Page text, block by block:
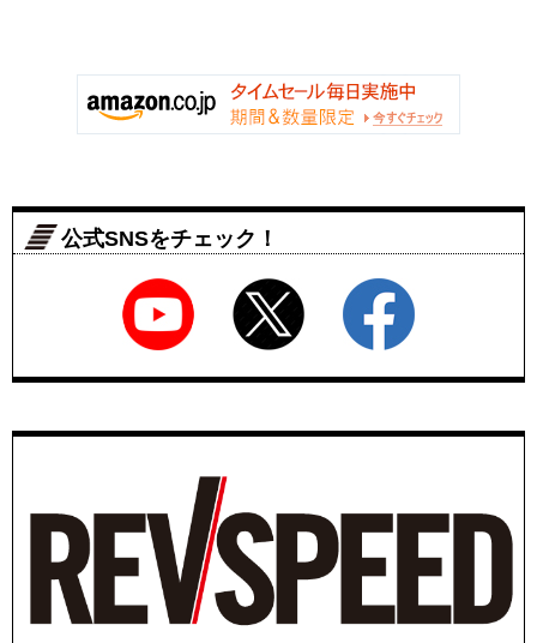
公式SNSをチェック！